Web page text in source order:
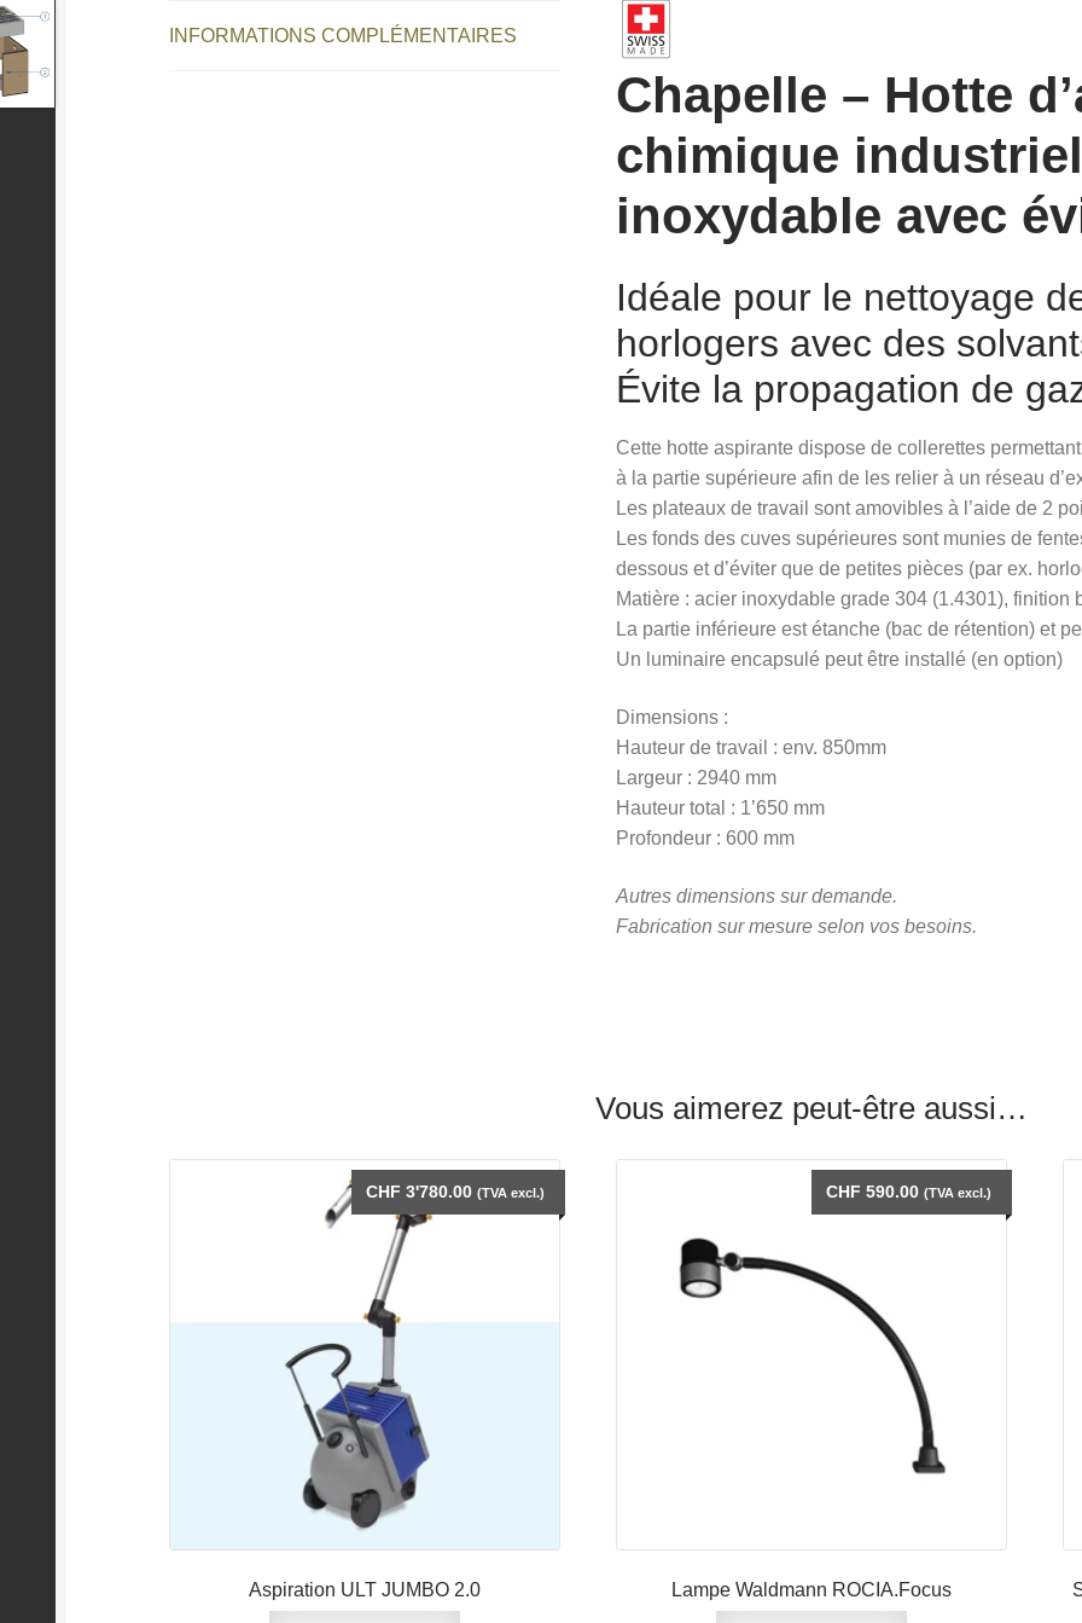
INFORMATIONS COMPLÉMENTAIRES
Chapelle – Hotte
chimique
inoxydable avec
Idéale pour le nettoyage
horlogers avec des
Évite la propagation de
Cette hotte aspirante dispose de collerettes
à la partie supérieure afin de les relier à un réseau
Les plateaux de travail sont amovibles à l’aide de 2
Les fonds des cuves supérieures sont munies de
dessous et d’éviter que de petites pièces (par ex.
Matière : acier inoxydable grade 304 (1.4301), finition
La partie inférieure est étanche (bac de rétention) et
Un luminaire encapsulé peut être installé (en option)
Dimensions :
Hauteur de travail : env. 850mm
Largeur : 2940 mm
Hauteur total : 1’650 mm
Profondeur : 600 mm
Autres dimensions sur demande.
Fabrication sur mesure selon vos besoins.
Vous aimerez peut-être aussi…
Aspiration ULT JUMBO 2.0
CHF 3'780.00 (TVA excl.)
Lampe Waldmann ROCIA.Focus
CHF 590.00 (TVA excl.)